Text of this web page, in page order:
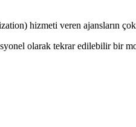
hizmeti veren ajansların
olarak tekrar edilebilir bir